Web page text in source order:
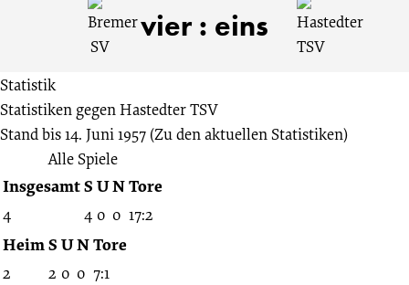
Hastedter
TSV
4:1
1.
vier : eins
Statistik
Statistiken gegenHastedter TSV
Stand bis 14. Juni 1957 (Zu den aktuellen Statistiken)
Alle Spiele
InsgesamtS UNTore
4 4 0 0 17:2
HeimS UNTore
2 2 0 0 7:1